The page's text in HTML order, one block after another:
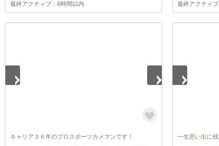
最終アクティブ：6時間以内 最終アクティ
キャリア３６年のプロスポーツカメマンです！ 一生思い出に